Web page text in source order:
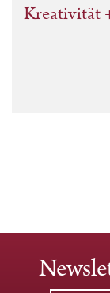
Kreativität